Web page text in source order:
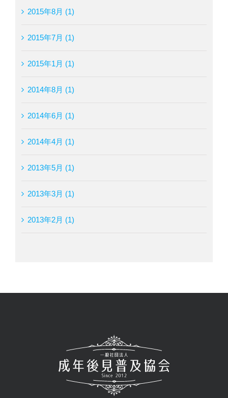
2015年8月 (1)
2015年7月 (1)
2015年1月 (1)
2014年8月 (1)
2014年6月 (1)
2014年4月 (1)
2013年5月 (1)
2013年3月 (1)
2013年2月 (1)